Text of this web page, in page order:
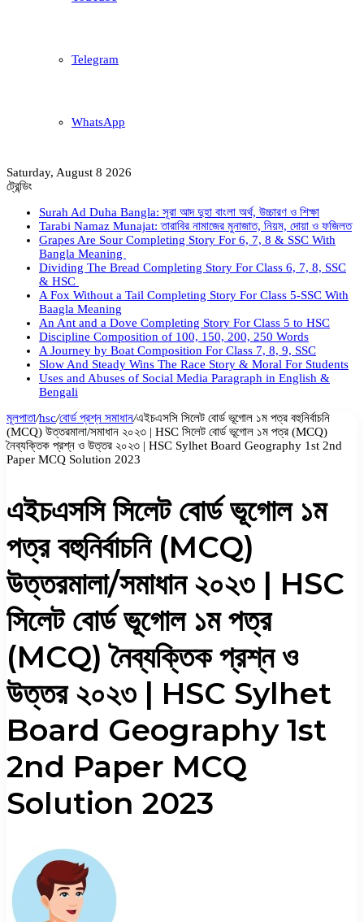
Telegram
WhatsApp
Saturday, August 8 2026
ট্রেন্ডিং
Surah Ad Duha Bangla: সূরা আদ দুহা বাংলা অর্থ, উচ্চারণ ও শিক্ষা
Tarabi Namaz Munajat: তারাবির নামাজের মুনাজাত, নিয়ম, দোয়া ও ফজিলত
Grapes Are Sour Completing Story For 6, 7, 8 & SSC With
Bangla Meaning
Dividing The Bread Completing Story For Class 6, 7, 8, SSC
& HSC
A Fox Without a Tail Completing Story For Class 5-SSC With
Baagla Meaning
An Ant and a Dove Completing Story For Class 5 to HSC
Discipline Composition of 100, 150, 200, 250 Words
A Journey by Boat Composition For Class 7, 8, 9, SSC
Slow And Steady Wins The Race Story & Moral For Students
Uses and Abuses of Social Media Paragraph in English &
Bengali
মূলপাতা/hsc/বোর্ড প্রশ্ন সমাধান/এইচএসসি সিলেট বোর্ড ভূগোল ১ম পত্র বহুনির্বাচনি
(MCQ) উত্তরমালা/সমাধান ২০২৩ | HSC সিলেট বোর্ড ভূগোল ১ম পত্র (MCQ)
নৈব্যক্তিক প্রশ্ন ও উত্তর ২০২৩ | HSC Sylhet Board Geography 1st 2nd
Paper MCQ Solution 2023
এইচএসসি সিলেট বোর্ড ভূগোল ১ম
পত্র বহুনির্বাচনি (MCQ)
উত্তরমালা/সমাধান ২০২৩ | HSC
সিলেট বোর্ড ভূগোল ১ম পত্র
(MCQ) নৈব্যক্তিক প্রশ্ন ও
উত্তর ২০২৩ | HSC Sylhet
Board Geography 1st
2nd Paper MCQ
Solution 2023